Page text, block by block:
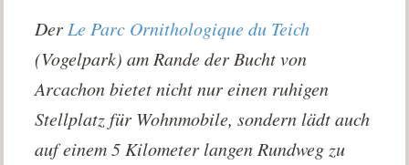
Der Le Parc Ornithologique du Teich
(Vogelpark) am Rande der Bucht von
Arcachon bietet nicht nur einen ruhigen
Stellplatz für Wohnmobile, sondern lädt auch
auf einem 5 Kilometer langen Rundweg zu